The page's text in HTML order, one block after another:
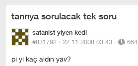
tanrıya sorulacak tek soru
satanist yiyen kedi
#831792 · 22.11.2008 03:43 · 664
pi yi kaç aldın yav?